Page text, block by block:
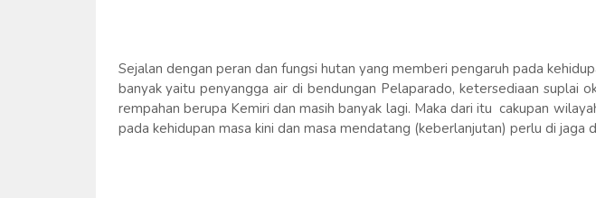
Sejalan dengan peran dan fungsi hutan yang memberi pengaruh pada
banyak yaitu penyangga air di bendungan Pelaparado, ketersediaan suplai
rempahan berupa Kemiri dan masih banyak lagi. Maka dari itu cakupan
pada kehidupan masa kini dan masa mendatang (keberlanjutan) perlu di jaga